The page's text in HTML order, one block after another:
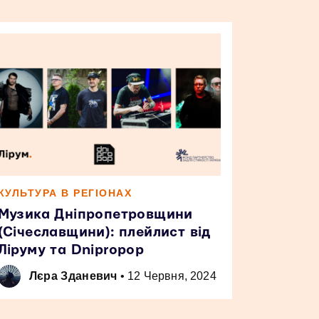
В РЕГІОНАХ
Дніпропетровщини
плейлист від
та Dnipropop
Лєра Зданевич • 12 Червня, 2024